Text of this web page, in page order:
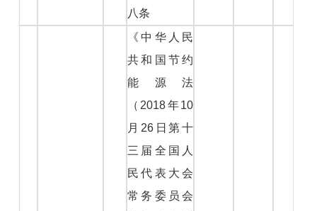
八条
《中华人民
共和国节约
能源法
（2018年10
月26日第十
三届全国人
民代表大会
常务委员会